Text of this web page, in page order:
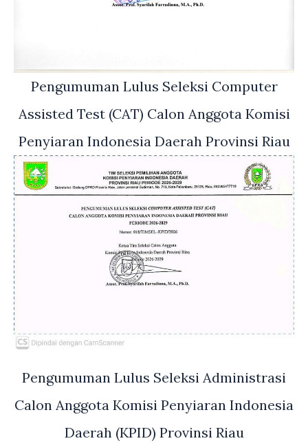
Pengumuman Lulus Seleksi Computer
Assisted Test (CAT) Calon Anggota Komisi
Penyiaran Indonesia Daerah Provinsi Riau
Pengumuman Lulus Seleksi Administrasi
Calon Anggota Komisi Penyiaran Indonesia
Daerah (KPID) Provinsi Riau